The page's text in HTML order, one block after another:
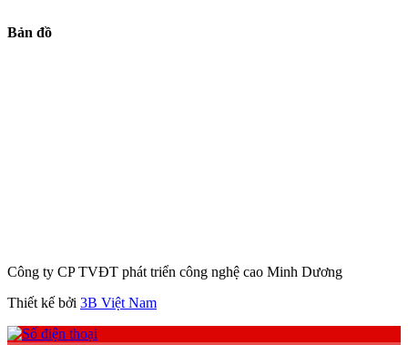
Bản đồ
Công ty CP TVĐT phát triển công nghệ cao Minh Dương
Thiết kế bởi 3B Việt Nam